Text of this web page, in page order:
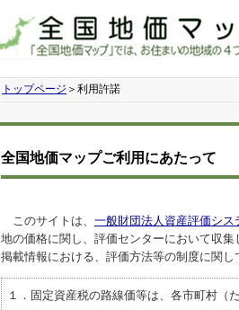
トップページ ＞ 利用許諾
全国地価マップご利用にあたって
このサイトは、 一般財団法人資産評価シス
地の価格に関し、評価センターにおいて収集
掲載情報における、評価方法等の制度に関
１．固定資産税の路線価等は、各市町村（